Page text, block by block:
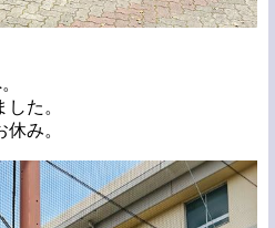
た。
み。